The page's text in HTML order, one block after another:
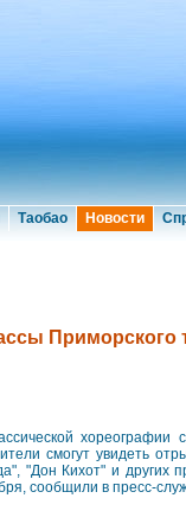
Таобао Новости
Приморского
смогут увидеть
"Дон Кихот" и других
сообщили в пресс-